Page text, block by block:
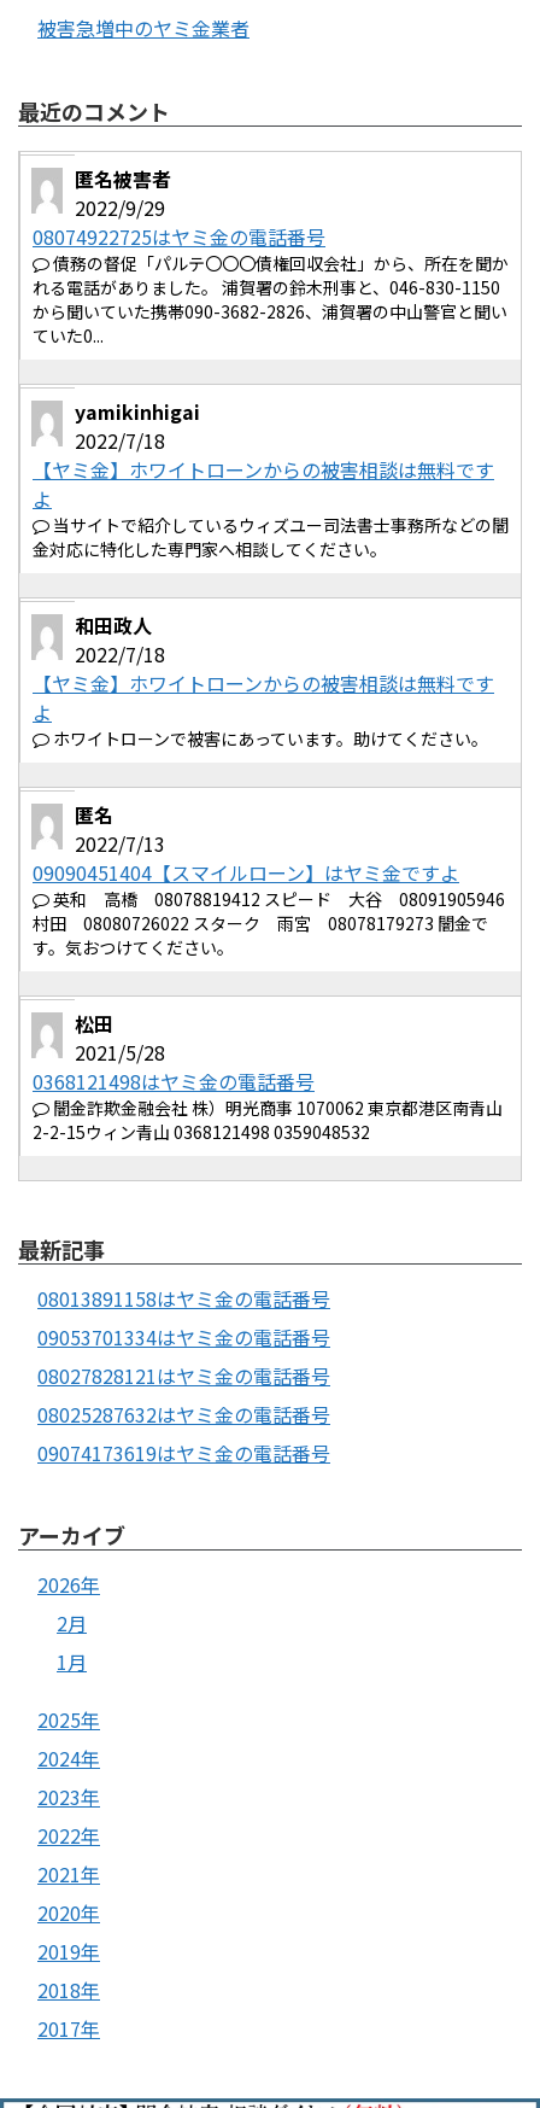
被害急増中のヤミ金業者
最近のコメント
匿名被害者
2022/9/29
08074922725はヤミ金の電話番号
債務の督促「パルテ〇〇〇債権回収会社」から、所在を聞か
れる電話がありました。 浦賀署の鈴木刑事と、046-830-1150
から聞いていた携帯090-3682-2826、浦賀署の中山警官と聞い
ていた0...
yamikinhigai
2022/7/18
【ヤミ金】ホワイトローンからの被害相談は無料です
よ
当サイトで紹介しているウィズユー司法書士事務所などの闇
金対応に特化した専門家へ相談してください。
和田政人
2022/7/18
【ヤミ金】ホワイトローンからの被害相談は無料です
よ
ホワイトローンで被害にあっています。助けてください。
匿名
2022/7/13
09090451404【スマイルローン】はヤミ金ですよ
英和 高橋 08078819412 スピード 大谷 08091905946
村田 08080726022 スターク 雨宮 08078179273 闇金で
す。気おつけてください。
松田
2021/5/28
0368121498はヤミ金の電話番号
闇金詐欺金融会社 株）明光商事 1070062 東京都港区南青山
2-2-15ウィン青山 0368121498 0359048532
最新記事
08013891158はヤミ金の電話番号
09053701334はヤミ金の電話番号
08027828121はヤミ金の電話番号
08025287632はヤミ金の電話番号
09074173619はヤミ金の電話番号
アーカイブ
2026年
2月
1月
2025年
2024年
2023年
2022年
2021年
2020年
2019年
2018年
2017年